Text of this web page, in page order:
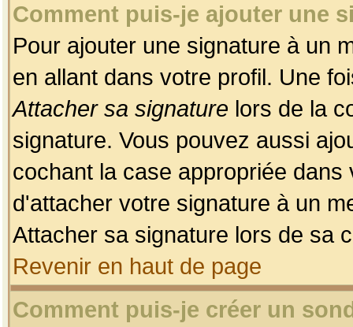
Comment puis-je ajouter une
Pour ajouter une signature à un
en allant dans votre profil. Une
Attacher sa signature lors de la
signature. Vous pouvez aussi
cochant la case appropriée
d'attacher votre signature à un
Attacher sa signature lors de sa
Revenir en haut de page
Comment puis-je créer un